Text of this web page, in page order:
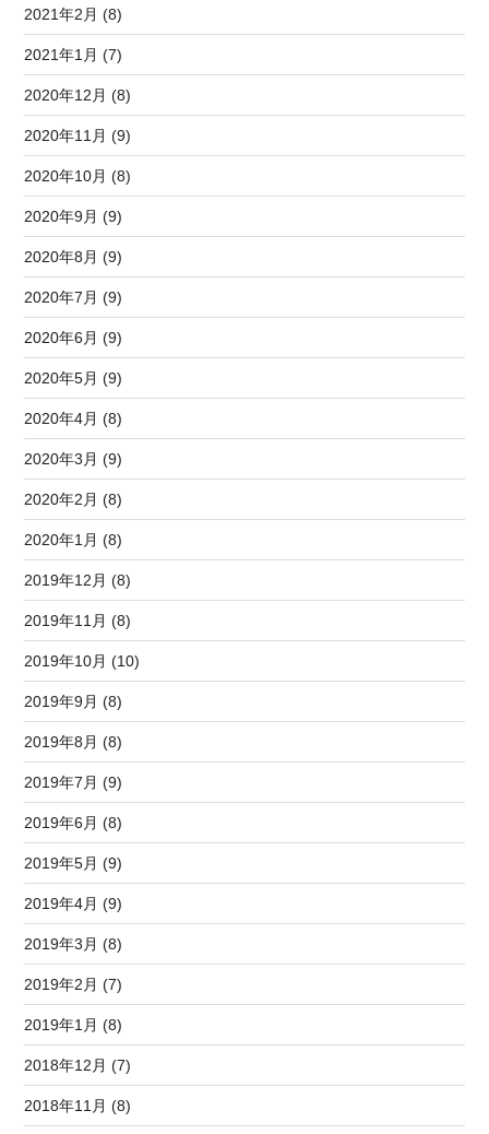
2021年2月 (8)
2021年1月 (7)
2020年12月 (8)
2020年11月 (9)
2020年10月 (8)
2020年9月 (9)
2020年8月 (9)
2020年7月 (9)
2020年6月 (9)
2020年5月 (9)
2020年4月 (8)
2020年3月 (9)
2020年2月 (8)
2020年1月 (8)
2019年12月 (8)
2019年11月 (8)
2019年10月 (10)
2019年9月 (8)
2019年8月 (8)
2019年7月 (9)
2019年6月 (8)
2019年5月 (9)
2019年4月 (9)
2019年3月 (8)
2019年2月 (7)
2019年1月 (8)
2018年12月 (7)
2018年11月 (8)